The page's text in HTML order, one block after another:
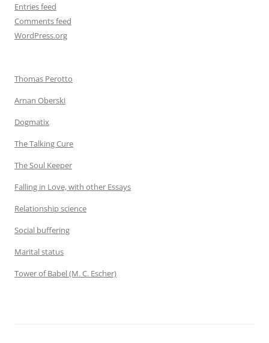
Entries feed
Comments feed
WordPress.org
Thomas Perotto
Arnan Oberski
Dogmatix
The Talking Cure
The Soul Keeper
Falling in Love, with other Essays
Relationship science
Social buffering
Marital status
Tower of Babel (M. C. Escher)